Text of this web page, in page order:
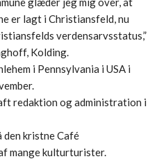
er lagt i Christiansfeld, nu
verdensarvsstatus,”
Kolding.
i Pennsylvania i USA i
redaktion og administration i
den kristne Café
mange kulturturister.